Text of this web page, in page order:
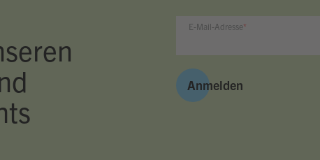
E-Mail-Adresse
Anmelden